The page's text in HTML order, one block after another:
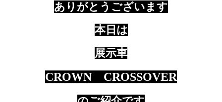
ありがとうございます
本日は
展示車
CROWN CROSSOVER